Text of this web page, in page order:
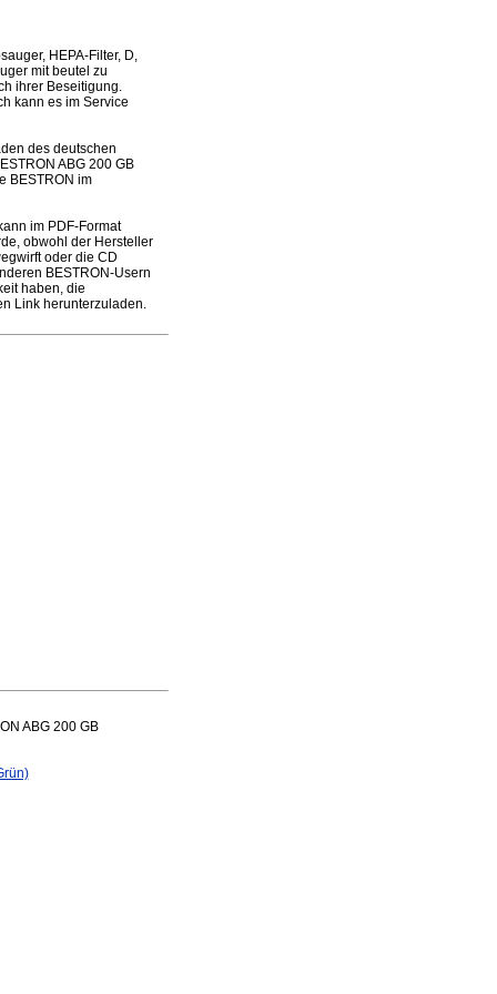
HEPA-Filter, D,
mit beutel zu
ihrer Beseitigung.
kann es im Service
des deutschen
ABG 200 GB
BESTRON im
im PDF-Format
obwohl der Hersteller
oder die CD
BESTRON-Usern
haben, die
Link herunterzuladen.
ABG 200 GB